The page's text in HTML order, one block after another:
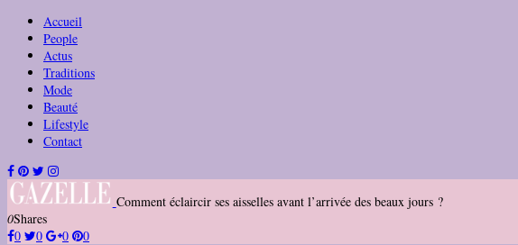
Accueil
People
Actus
Traditions
Mode
Beauté
Lifestyle
Contact
Comment éclaircir ses aisselles avant l’arrivée des beaux jours ?
0Shares
0
0 0 0